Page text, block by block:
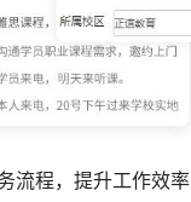
流程，提升工作效率